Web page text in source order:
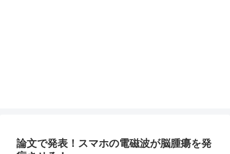
論文で発表！スマホの電磁波が脳腫瘍を発